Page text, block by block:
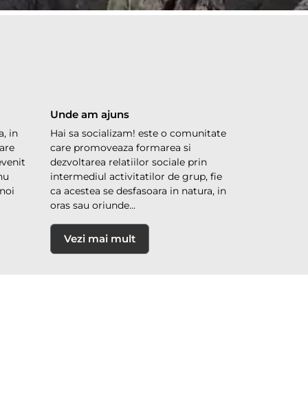
in
Unde am ajuns
Hai sa socializam! este o comunitate
care promoveaza formarea si
dezvoltarea relatiilor sociale prin
intermediul activitatilor de grup, fie
ca acestea se desfasoara in natura, in
oras sau oriunde...
Vezi mai mult